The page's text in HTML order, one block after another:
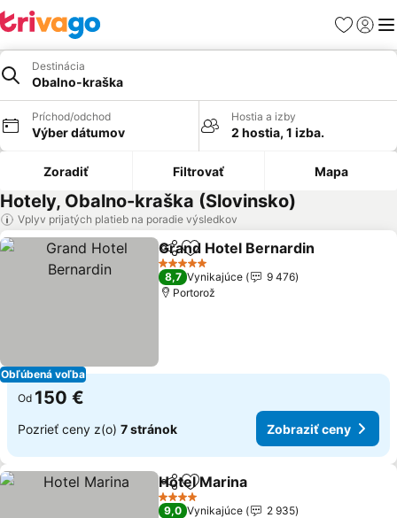
Obľúbené
Destinácia
Obalno-kraška
Príchod/odchod
Výber dátumov
Hostia a izby
2 hostia, 1 izba.
Zoradiť Filtrovať Mapa
Hotely, Obalno-kraška (Slovinsko)
Vplyv prijatých platieb na poradie výsledkov
Obľúbená voľba
ZdieľaťPridať do obľúbených
Grand Hotel Bernardin
5 Počet hviezdičiek
8,7 Vynikajúce
9 476
Portorož
Od 150 €
Pozrieť ceny z(o) 7 stránok Zobraziť ceny
ZdieľaťPridať do obľúbených
Hotel Marina
4 Počet hviezdičiek
9,0 Vynikajúce
2 935